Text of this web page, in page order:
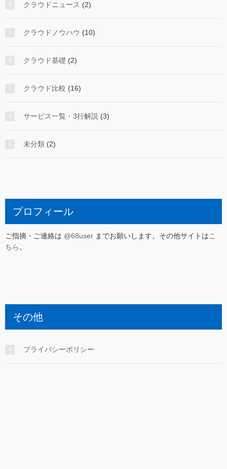
クラウドニュース (2)
クラウドノウハウ (10)
クラウド基礎 (2)
クラウド比較 (16)
サービス一覧・3行解説 (3)
未分類 (2)
プロフィール
ご指摘・ご連絡は @68user までお願いします。その他サイトはこ
ちら。
その他
プライバシーポリシー